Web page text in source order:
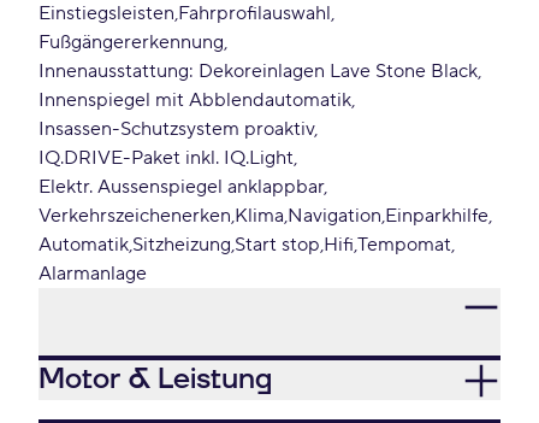
Einstiegsleisten Fahrprofilauswahl
Fußgängererkennung
Innenausstattung: Dekoreinlagen Lave Stone Black
Innenspiegel mit Abblendautomatik
Insassen-Schutzsystem proaktiv
IQ.DRIVE-Paket inkl. IQ.Light
Elektr. Aussenspiegel anklappbar
Verkehrszeichenerken Klima Navigation Einparkhilfe
Automatik Sitzheizung Start stop Hifi Tempomat
Alarmanlage
Motor & Leistung